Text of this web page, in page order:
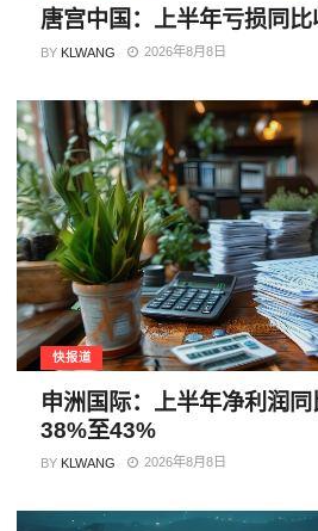
唐宫中国：上半年亏损同比
BY KLWANG 2026年8月8日
快报道
申洲国际：上半年净利润
38%至43%
BY KLWANG 2026年8月8日